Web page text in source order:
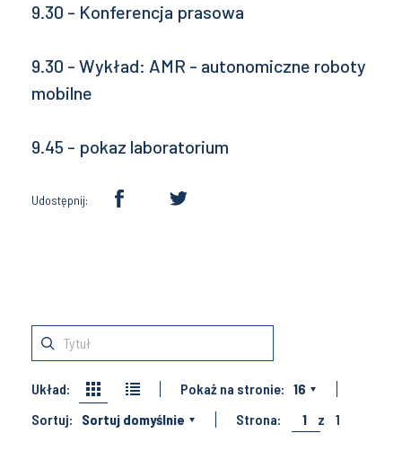
9.30 - Konferencja prasowa
9.30 - Wykład: AMR - autonomiczne roboty
mobilne
9.45 - pokaz laboratorium
Udostępnij:
Układ: Pokaż na stronie: 16
Sortuj:
Sortuj domyślnie Strona: 1 z 1